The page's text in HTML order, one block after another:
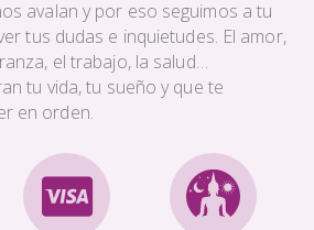
avalan y por eso seguimos a tu
tus dudas e inquietudes. El amor,
el trabajo, la salud…
tu vida, tu sueño y que te
en orden.